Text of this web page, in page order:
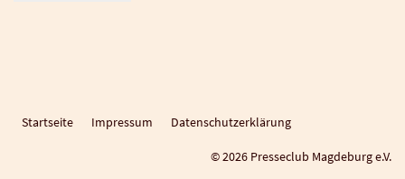
Startseite Impressum Datenschutzerklärung
© 2026 Presseclub Magdeburg e.V.